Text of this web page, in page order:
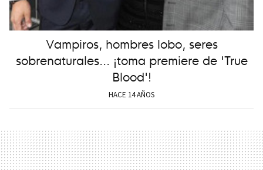
Vampiros, hombres lobo, seres
sobrenaturales... ¡toma premiere de 'True
Blood'!
HACE 14 AÑOS